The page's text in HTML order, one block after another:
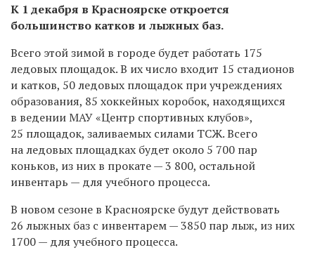
К 1 декабря в Красноярске откроется
большинство катков и лыжных баз.
Всего этой зимой в городе будет работать 175
ледовых площадок. В их число входит 15 стадионов
и катков, 50 ледовых площадок при учреждениях
образования, 85 хоккейных коробок, находящихся
в ведении МАУ «Центр спортивных клубов»,
25 площадок, заливаемых силами ТСЖ. Всего
на ледовых площадках будет около 5 700 пар
коньков, из них в прокате — 3 800, остальной
инвентарь — для учебного процесса.
В новом сезоне в Красноярске будут действовать
26 лыжных баз с инвентарем — 3850 пар лыж, из них
1700 — для учебного процесса.